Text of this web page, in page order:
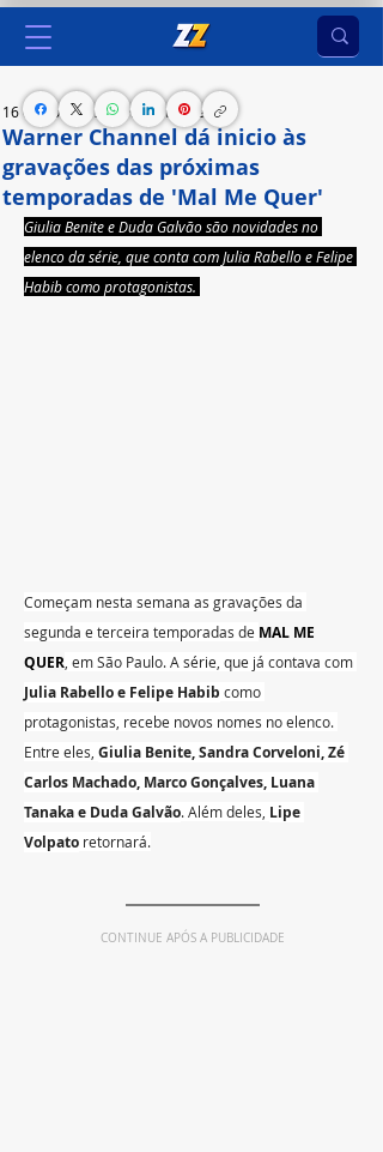
Warner Channel dá inicio às
gravações das próximas
temporadas de 'Mal Me Quer'
16 de nov. de 2023 2 min de leitura
Giulia Benite e Duda Galvão são novidades no
elenco da série, que conta com Julia Rabello e Felipe
Habib como protagonistas.
Começam nesta semana as gravações da
segunda e terceira temporadas de MAL ME
QUER, em São Paulo. A série, que já contava com
Julia Rabello e Felipe Habib como
protagonistas, recebe novos nomes no elenco.
Entre eles, Giulia Benite, Sandra Corveloni, Zé
Carlos Machado, Marco Gonçalves, Luana
Tanaka e Duda Galvão. Além deles, Lipe
Volpato retornará.
CONTINUE APÓS A PUBLICIDADE